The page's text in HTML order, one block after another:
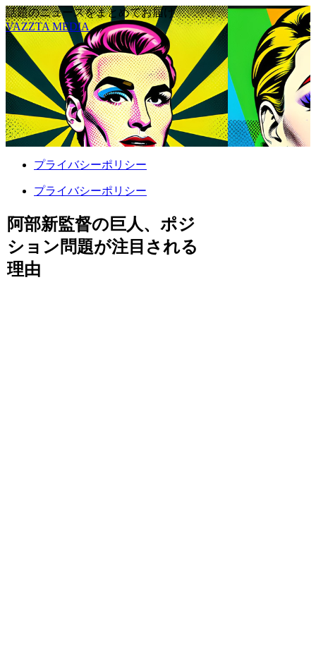
話題のニュースをまとめてお届け
VAZZTA MEDIA
プライバシーポリシー
プライバシーポリシー
阿部新監督の巨人、ポジ
ション問題が注目される
理由